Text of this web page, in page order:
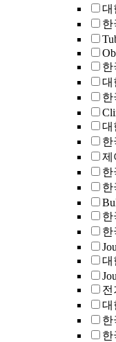
대
한
한
대
한
대
한
제
한
한
한
한
대
전
대
한
한